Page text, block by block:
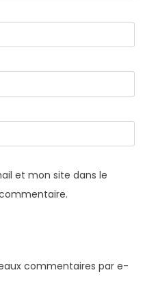
et mon site dans le
commentaires par e-